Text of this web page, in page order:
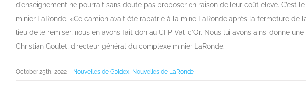
d’enseignement ne pourrait sans doute pas proposer en raison de leur coût élevé.
minier LaRonde. «Ce camion avait été rapatrié à la mine LaRonde après la fermeture
lieu de le remiser, nous en avons fait don au CFP Val-d’Or. Nous lui avons ainsi donné
Christian Goulet, directeur général du complexe minier LaRonde.
October 25th, 2022 | Nouvelles de Goldex Nouvelles de LaRonde